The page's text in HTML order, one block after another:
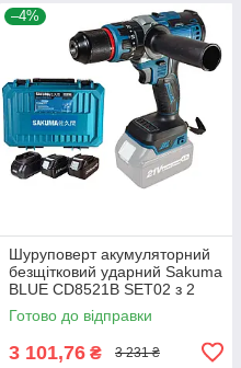
–4%
Шуруповерт акумуляторний
безщітковий ударний Sakuma
BLUE CD8521B SET02 з 2
АКБ та зарядним пристроєм
Готово до відправки
3 101,76 ₴ 3 231 ₴